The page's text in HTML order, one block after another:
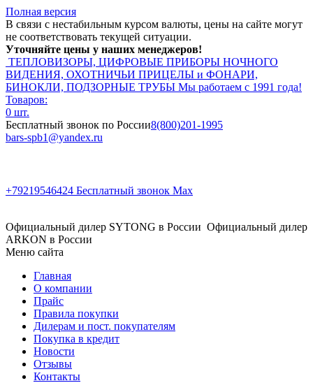
Полная версия
В связи с нестабильным курсом валюты, цены на сайте могут
не соответствовать текущей ситуации.
Уточняйте цены у наших менеджеров!
ТЕПЛОВИЗОРЫ, ЦИФРОВЫЕ ПРИБОРЫ НОЧНОГО
ВИДЕНИЯ, ОХОТНИЧЬИ ПРИЦЕЛЫ и ФОНАРИ,
БИНОКЛИ, ПОДЗОРНЫЕ ТРУБЫ Мы работаем с 1991 года!
Товаров:
0 шт.
Бесплатный звонок по России8(800)201-1995
bars-spb1@yandex.ru
+79219546424 Бесплатный звонок Max
Официальный дилер SYTONG в России Официальный дилер
ARKON в России
Меню сайта
Главная
О компании
Прайс
Правила покупки
Дилерам и пост. покупателям
Покупка в кредит
Новости
Отзывы
Контакты